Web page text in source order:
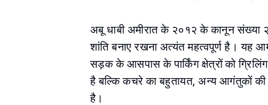
अबू धाबी अमीरात के २०१२ के कानून संख्या
शांति बनाए रखना अत्यंत महत्वपूर्ण है। यह
सड़क के आसपास के पार्किंग क्षेत्रों को
है बल्कि कचरे का बहुतायत, अन्य आगंतुकों की
है।